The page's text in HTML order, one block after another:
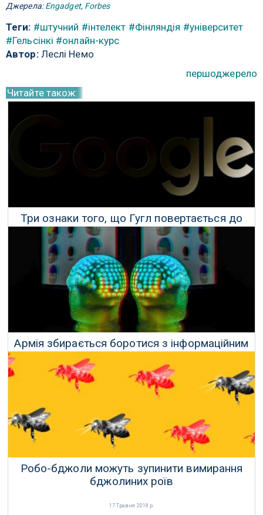
Джерела:Engadget, Forbes
Теги: #штучний #інтелект #Фінляндія #університет
#Гельсінкі #онлайн-курс
Автор:Леслі Немо
першоджерело
Читайте також:
Три ознаки того, що Гугл повертається до
темної сторони
22 Травня 2018 р.
Армія збирається боротися з інформаційним
перевантаженням солдатів
21 Травня 2018 р.
Робо-бджоли можуть зупинити вимирання
бджолиних роїв
17 Травня 2018 р.